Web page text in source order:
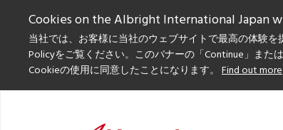
Cookies on the Albright International Japan
当社では、お客様に当社のウェブサイトで最高の体験
Policyをご覧ください。このバナーの「Continue」また
Cookieの使用に同意したことになります。 Find out more